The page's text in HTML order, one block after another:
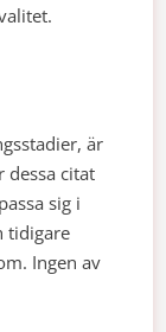
är
dessa citat
sig i
tidigare
Ingen av